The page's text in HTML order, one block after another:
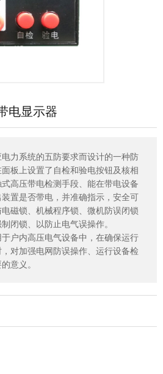
电显示器
力系统的五防要求而设计的一种防
板上设置了自检和验电按钮及核相
高压带电检测手段、能在带电设备
置是否带电，并准确指示，安全可
磁锁、机械程序锁、微机防误闭锁
闭锁、以防止电气误操作。
户内高压电气设备中，在确保运行
对加强电网防误操作、运行设备检
意义。